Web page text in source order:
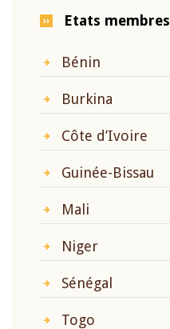
Etats membres
Bénin
Burkina
Côte d’Ivoire
Guinée-Bissau
Mali
Niger
Sénégal
Togo